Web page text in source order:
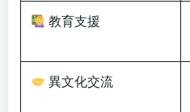
教育支援
異文化交流